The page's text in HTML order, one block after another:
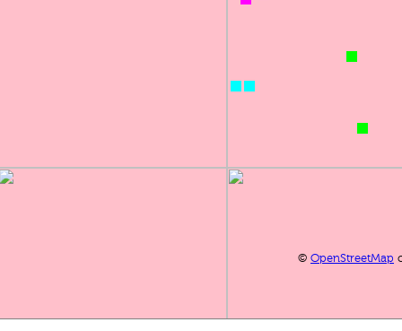
© OpenStreetMap